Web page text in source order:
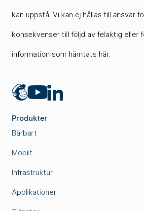
kan uppstå. Vi kan ej hållas till ansvar
konsekvenser till följd av felaktig eller
information som hämtats här.
Mailchimp
YouTubeLinkedIn
Produkter
Bärbart
Mobilt
Infrastruktur
Applikationer